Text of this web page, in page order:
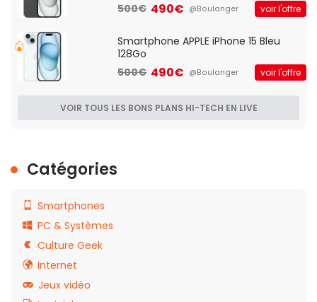
500€ 490€ @Boulanger voir l'offre
Smartphone APPLE iPhone 15 Bleu
128Go
500€ 490€ @Boulanger voir l'offre
VOIR TOUS LES BONS PLANS HI-TECH EN LIVE
Catégories
Smartphones
PC & Systèmes
Culture Geek
Internet
Jeux vidéo